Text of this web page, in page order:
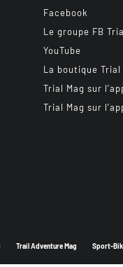
Facebook
Le groupe FB
YouTube
La boutique Trial
Trial Mag sur
Trial Mag sur
Trail Adventure Mag Sport-